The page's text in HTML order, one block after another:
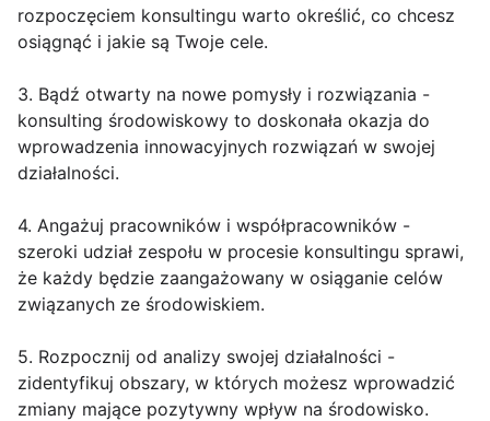
rozpoczęciem konsultingu warto określić, co chcesz
osiągnąć i jakie są Twoje cele.
3. Bądź otwarty na nowe pomysły i rozwiązania -
konsulting środowiskowy to doskonała okazja do
wprowadzenia innowacyjnych rozwiązań w swojej
działalności.
4. Angażuj pracowników i współpracowników -
szeroki udział zespołu w procesie konsultingu sprawi,
że każdy będzie zaangażowany w osiąganie celów
związanych ze środowiskiem.
5. Rozpocznij od analizy swojej działalności -
zidentyfikuj obszary, w których możesz wprowadzić
zmiany mające pozytywny wpływ na środowisko.